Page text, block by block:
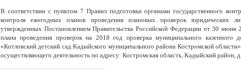
В соответствии с пунктом 7 Правил подготовки органами государственного
контроля ежегодных планов проведения плановых проверок юридических
утвержденных Постановлением Правительства Российской Федерации от 30
плана проведения проверок на 2018 год проверка муниципального казенного
«Котловский детский сад Кадыйского муниципального района Костромской
осуществляющего деятельность по адресу: Костромская область, Кадыйский район,